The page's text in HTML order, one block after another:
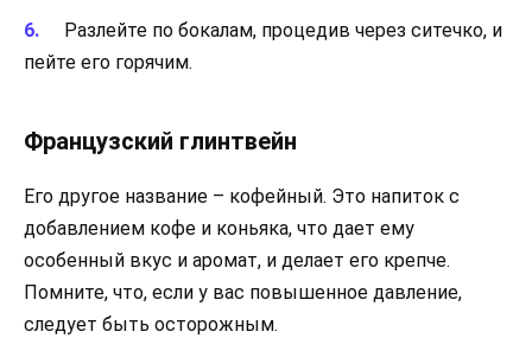
Разлейте по бокалам, процедив через ситечко, и
пейте его горячим.
Французский глинтвейн
Его другое название – кофейный. Это напиток с
добавлением кофе и коньяка, что дает ему
особенный вкус и аромат, и делает его крепче.
Помните, что, если у вас повышенное давление,
следует быть осторожным.